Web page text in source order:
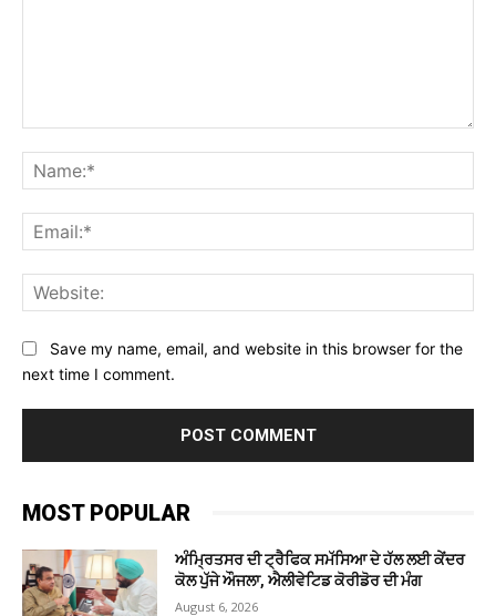
Save my name, email, and website in this browser for the
next time I comment.
MOST POPULAR
ਅੰਮ੍ਰਿਤਸਰ ਦੀ ਟ੍ਰੈਫਿਕ ਸਮੱਸਿਆ ਦੇ ਹੱਲ ਲਈ ਕੇਂਦਰ
ਕੋਲ ਪੁੱਜੇ ਔਜਲਾ, ਐਲੀਵੇਟਿਡ ਕੋਰੀਡੋਰ ਦੀ ਮੰਗ
August 6, 2026